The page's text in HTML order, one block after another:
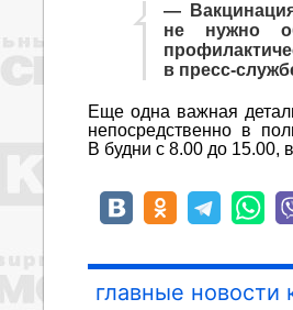
—
не нужно
в пресс-
Еще одна важная
непосредственно в
В будни с 8.00 до 15.00,
главные новости